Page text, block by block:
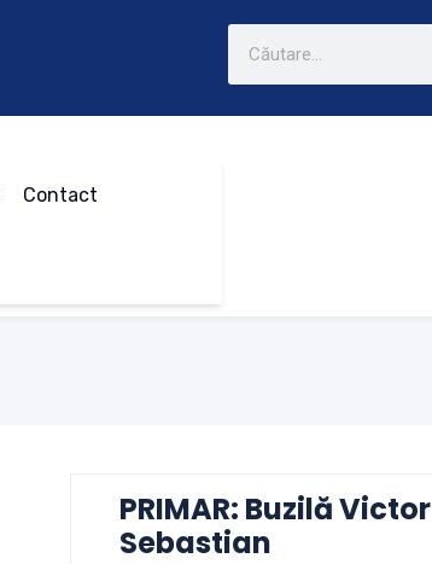
Contact
PRIMAR: Buzilă Victor
Sebastian